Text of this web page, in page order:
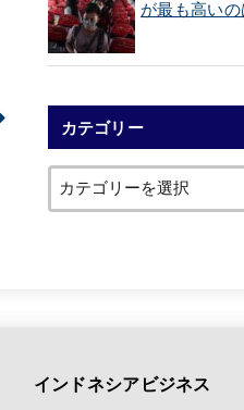
が最も高い
カテゴリー
インドネシアビジネス